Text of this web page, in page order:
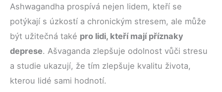
Ashwagandha prospívá nejen lidem, kteří se
potýkají s úzkostí a chronickým stresem, ale může
být užitečná také pro lidi, kteří mají příznaky
deprese. Ašvaganda zlepšuje odolnost vůči stresu
a studie ukazují, že tím zlepšuje kvalitu života,
kterou lidé sami hodnotí.